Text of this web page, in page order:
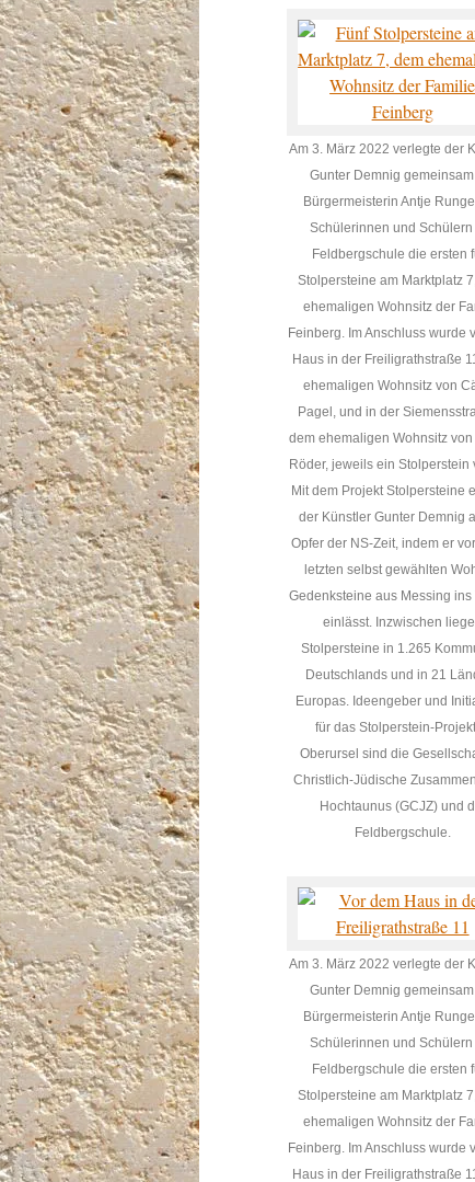
Am 3. März 2022 verlegte der
Gunter Demnig
Bürgermeisterin Antje
Schülerinnen und Schülern
Feldbergschule die ersten
Stolpersteine am Marktplatz
ehemaligen Wohnsitz der
Feinberg. Im Anschluss wurde
Haus in der Freiligrathstraße
ehemaligen Wohnsitz von
Pagel, und in der
dem ehemaligen Wohnsitz
Röder, jeweils ein Stolperstein
Mit dem Projekt Stolpersteine
der Künstler Gunter Demnig
Opfer der NS-Zeit, indem er
letzten selbst gewählten
Gedenksteine aus Messing ins
einlässt. Inzwischen
Stolpersteine in 1.265
Deutschlands und in 21
Europas. Ideengeber und
für das Stolperstein-
Oberursel sind die
Christlich-Jüdische
Hochtaunus (GCJZ) und
Feldbergschule.
Am 3. März 2022 verlegte der
Gunter Demnig
Bürgermeisterin Antje
Schülerinnen und Schülern
Feldbergschule die ersten
Stolpersteine am Marktplatz
ehemaligen Wohnsitz der
Feinberg. Im Anschluss wurde
Haus in der Freiligrathstraße